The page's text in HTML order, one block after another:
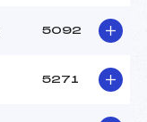
5092
5271